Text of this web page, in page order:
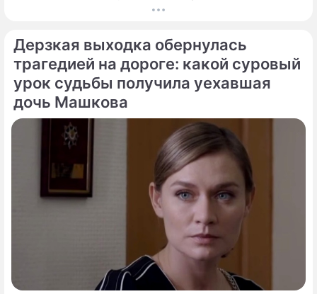
пришлось оправдываться за
Меркель высказалась о членстве
Украины в НАТО
Новости Украины
Джозеф Байден
46-й президент США
календаре 10 августа 2026 года — дата с
Дерзкая выходка обернулась
трагедией на дороге: какой суровый
урок судьбы получила уехавшая
дочь Машкова